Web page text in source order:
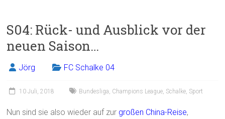
b
o
ok
l
n
S04: Rück- und Ausblick vor der
neuen Saison…
Jörg FC Schalke 04
10 Juli, 2018 Bundesliga, Champions League, Schalke, Sport
Nun sind sie also wieder auf zur großen China-Reise,